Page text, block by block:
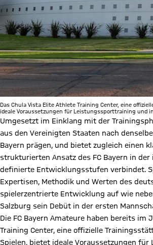
Das Chula Vista Elite Athlete Training Center, eine
ideale Voraussetzungen für Leistungssporttraining und
Umgesetzt im Einklang mit der
aus den Vereinigten Staaten nach
Bayern prägen, und bietet zugleich einen
strukturierten Ansatz des FC Bayern in
definierte Entwicklungsstufen verbindet.
Expertisen, Methodik und Werten des
spielerzentrierte Entwicklung auf wie
Salzburg sein Debüt in der ersten
Die FC Bayern Amateure haben bereits im
Training Center, eine offizielle
Spielen, bietet ideale Voraussetzungen